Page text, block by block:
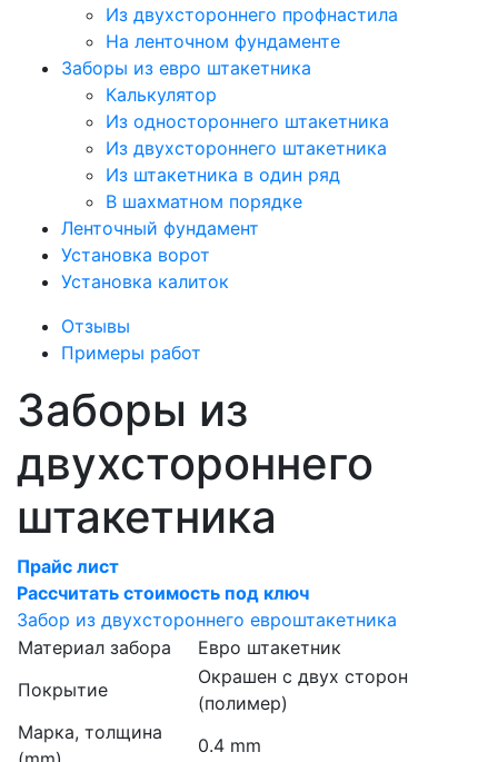
Из двухстороннего профнастила
На ленточном фундаменте
Заборы из евро штакетника
Калькулятор
Из одностороннего штакетника
Из двухстороннего штакетника
Из штакетника в один ряд
В шахматном порядке
Ленточный фундамент
Установка ворот
Установка калиток
Отзывы
Примеры работ
Заборы из
двухстороннего
штакетника
Прайс лист
Рассчитать стоимость под ключ
Забор из двухстороннего евроштакетника
Материал забора
Евро штакетник
Покрытие
Окрашен с двух сторон
(полимер)
Марка, толщина
0.4 mm